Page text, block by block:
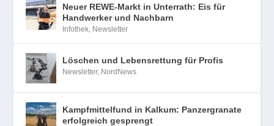
Neuer REWE-Markt in Unterrath: Eis für
Handwerker und Nachbarn
Infothek Newsletter
Löschen und Lebensrettung für Profis
Newsletter, NordNews
Kampfmittelfund in Kalkum: Panzergranate
erfolgreich gesprengt